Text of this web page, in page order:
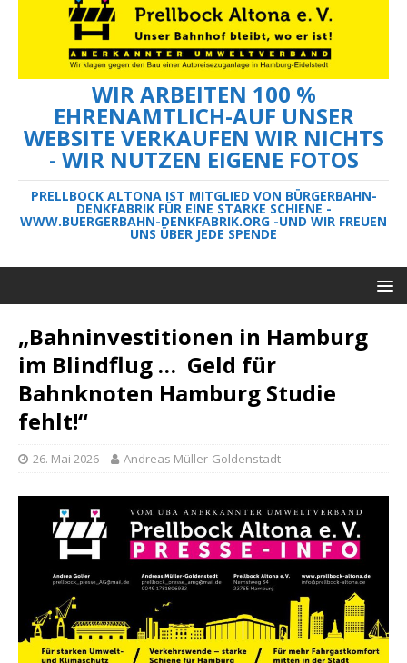
WIR ARBEITEN 100 %
EHRENAMTLICH-AUF UNSER
WEBSITE VERKAUFEN WIR NICHTS
- WIR NUTZEN EIGENE FOTOS
PRELLBOCK ALTONA IST MITGLIED VON BÜRGERBAHN-
DENKFABRIK FÜR EINE STARKE SCHIENE -
WWW.BUERGERBAHN-DENKFABRIK.ORG -UND WIR FREUEN
UNS ÜBER JEDE SPENDE
„Bahninvestitionen in Hamburg
im Blindflug … Geld für
Bahnknoten Hamburg Studie
fehlt!“
26. Mai 2026 Andreas Müller-Goldenstadt